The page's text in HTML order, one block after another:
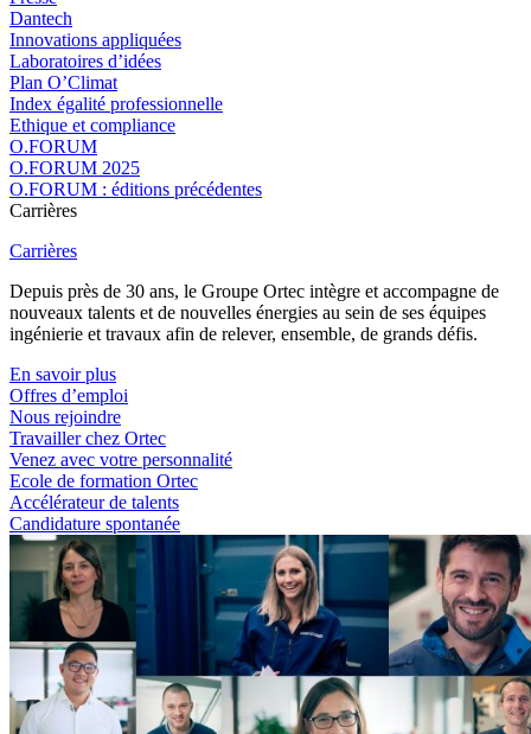
Dantech
Innovations appliquées
Laboratoires d’idées
Plan O’Climat
Index égalité professionnelle
Ethique et compliance
O.FORUM
O.FORUM 2025
O.FORUM : éditions précédentes
Carrières
Carrières
Depuis près de 30 ans, le Groupe Ortec intègre et accompagne de
nouveaux talents et de nouvelles énergies au sein de ses équipes
ingénierie et travaux afin de relever, ensemble, de grands défis.
En savoir plus
Offres d’emploi
Nous rejoindre
Travailler chez Ortec
Venez avec votre personnalité
Ecole de formation Ortec
Accélérateur de talents
Candidature spontanée